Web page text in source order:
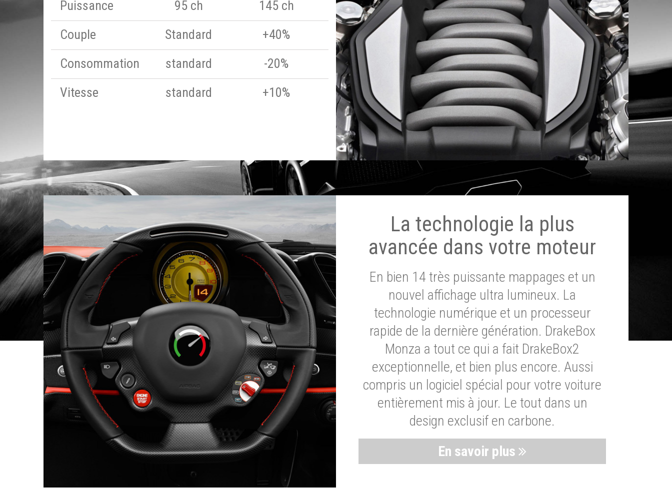
Puissance
95 ch
145 ch
Couple
Standard
+40%
Consommation
standard
-20%
Vitesse
standard +10%
La technologie la plus
avancée dans votre moteur
En bien 14 très puissante mappages et un
nouvel affichage ultra lumineux. La
technologie numérique et un processeur
rapide de la dernière génération. DrakeBox
Monza a tout ce qui a fait DrakeBox2
exceptionnelle, et bien plus encore. Aussi
compris un logiciel spécial pour votre voiture
entièrement mis à jour. Le tout dans un
design exclusif en carbone.
En savoir plus